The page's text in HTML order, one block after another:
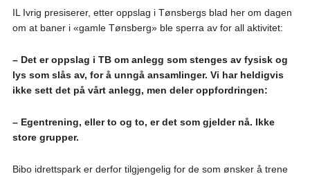
IL Ivrig presiserer, etter oppslag i Tønsbergs blad her om dagen
om at baner i «gamle Tønsberg» ble sperra av for all aktivitet:
– Det er oppslag i TB om anlegg som stenges av fysisk og
lys som slås av, for å unngå ansamlinger. Vi har heldigvis
ikke sett det på vårt anlegg, men deler oppfordringen:
– Egentrening, eller to og to, er det som gjelder nå. Ikke
store grupper.
Bibo idrettspark er derfor tilgjengelig for de som ønsker å trene